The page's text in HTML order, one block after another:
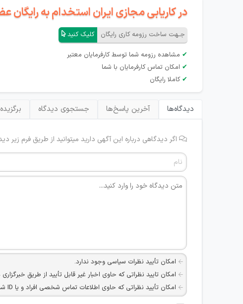
در کاریابی مجازی ایران استخدام به
جـهت ساخت رزومه کاری رایگان کلیک کنید
✔ مشاهده رزومه شما توسط کارفرمایان معتبر
✔ امکان تماس کارفرمایان با شما
✔ کاملا رایگان
دیدگاه‌ها آخرین پاسخ‌ها جستجوی دیدگاه
اگر دیدگاهی درباره این آگهی دارید میتوانید از طریق فرم زیر
امکان تأیید نظرات سیاسی وجود ندارد.
امکان تایید نظراتی که حاوی اخبار غیر قابل تأیید از طریق
امکان تأیید نظراتی که حاوی اطلاعات تماس شخصی افراد و یا ID شبکه های مجازی ارتباطی می باشند وجود ندارد.